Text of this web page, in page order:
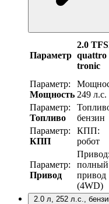
Параметр
2.0
quattro
tronic
Параметр:
Мощность 249 л.с.
Параметр:
Топливо
бензин
Параметр:
КПП
КПП:
робот
Параметр:
Привод
Привод:
полный
привод
(4WD)
2.0 л, 252 л.с.,